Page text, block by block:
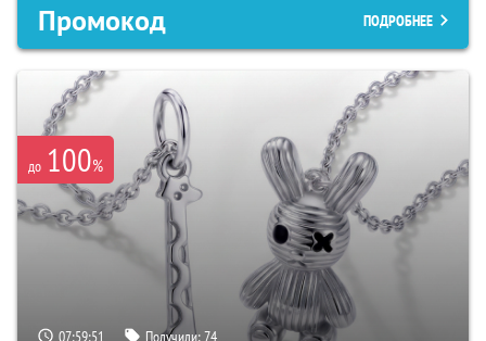
Промокод ПОДРОБНЕЕ
до 100%
07:59:50 Получили:74